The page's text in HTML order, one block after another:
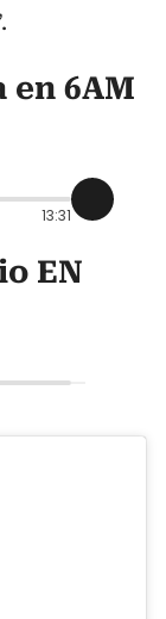
en 6AM
13:31
EN